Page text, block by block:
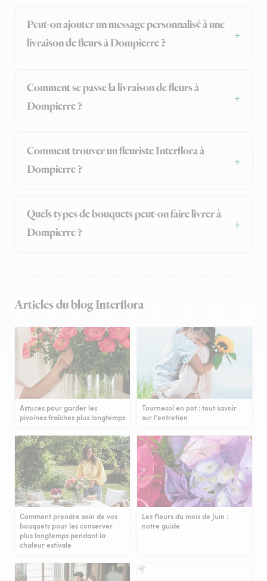
Peut-on ajouter un message personnalisé à une
livraison de fleurs à Dompierre ?
Comment se passe la livraison de fleurs à
Dompierre ?
Comment trouver un fleuriste Interflora à
Dompierre ?
Quels types de bouquets peut-on faire livrer à
Dompierre ?
Articles du blog Interflora
Astuces pour garder les
pivoines fraîches plus longtemps
Tournesol en pot : tout savoir
sur l'entretien
Comment prendre soin de vos
bouquets pour les conserver
plus longtemps pendant la
chaleur estivale
Les fleurs du mois de Juin :
notre guide